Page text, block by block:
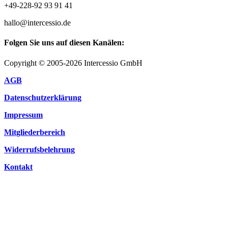
+49-228-92 93 91 41
hallo@intercessio.de
Folgen Sie uns auf diesen Kanälen:
Copyright © 2005-2026 Intercessio GmbH
AGB
Datenschutzerklärung
Impressum
Mitgliederbereich
Widerrufsbelehrung
Kontakt